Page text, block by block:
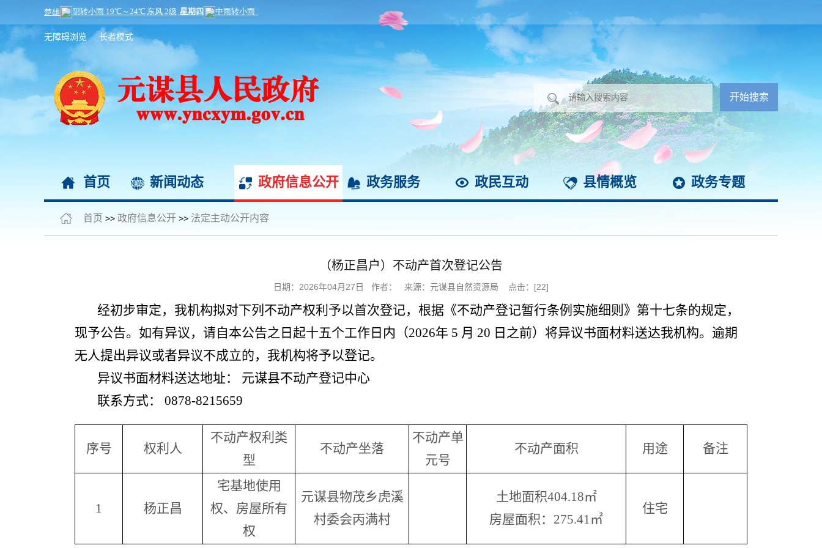
无障碍浏览 长者模式
首页 新闻动态 政府信息公开 政务服务 政民互动 县情概览 政务专题
首页 >> 政府信息公开 >> 法定主动公开内容
（杨正昌户）不动产首次登记公告
日期：2026年04月27日 作者： 来源：元谋县自然资源局 点击：[22]
经初步审定，我机构拟对下列不动产权利予以首次登记，根据《不动产登记暂行条例实施细则》第十七条的规定，
现予公告。如有异议，请自本公告之日起十五个工作日内（2026年 5 月 20 日之前）将异议书面材料送达我机构。逾期
无人提出异议或者异议不成立的，我机构将予以登记。
异议书面材料送达地址： 元谋县不动产登记中心
联系方式： 0878-8215659
序号 权利人
不动产权利类
型
不动产坐落
不动产单
元号
不动产面积 用途 备注
1 杨正昌
宅基地使用
权、房屋所有
权
元谋县物茂乡虎溪
村委会丙满村
土地面积404.18㎡
房屋面积：275.41㎡
住宅